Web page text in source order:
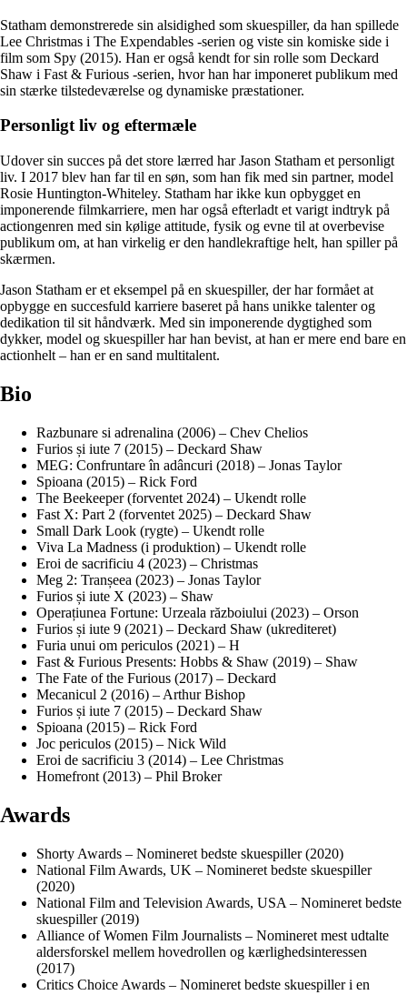
Statham demonstrerede sin alsidighed som skuespiller, da han spillede
Lee Christmas i The Expendables -serien og viste sin komiske side i
film som Spy (2015). Han er også kendt for sin rolle som Deckard
Shaw i Fast & Furious -serien, hvor han har imponeret publikum med
sin stærke tilstedeværelse og dynamiske præstationer.
Personligt liv og eftermæle
Udover sin succes på det store lærred har Jason Statham et personligt
liv. I 2017 blev han far til en søn, som han fik med sin partner, model
Rosie Huntington-Whiteley. Statham har ikke kun opbygget en
imponerende filmkarriere, men har også efterladt et varigt indtryk på
actiongenren med sin kølige attitude, fysik og evne til at overbevise
publikum om, at han virkelig er den handlekraftige helt, han spiller på
skærmen.
Jason Statham er et eksempel på en skuespiller, der har formået at
opbygge en succesfuld karriere baseret på hans unikke talenter og
dedikation til sit håndværk. Med sin imponerende dygtighed som
dykker, model og skuespiller har han bevist, at han er mere end bare en
actionhelt – han er en sand multitalent.
Bio
Razbunare si adrenalina (2006) – Chev Chelios
Furios și iute 7 (2015) – Deckard Shaw
MEG: Confruntare în adâncuri (2018) – Jonas Taylor
Spioana (2015) – Rick Ford
The Beekeeper (forventet 2024) – Ukendt rolle
Fast X: Part 2 (forventet 2025) – Deckard Shaw
Small Dark Look (rygte) – Ukendt rolle
Viva La Madness (i produktion) – Ukendt rolle
Eroi de sacrificiu 4 (2023) – Christmas
Meg 2: Tranșeea (2023) – Jonas Taylor
Furios și iute X (2023) – Shaw
Operațiunea Fortune: Urzeala războiului (2023) – Orson
Furios și iute 9 (2021) – Deckard Shaw (ukrediteret)
Furia unui om periculos (2021) – H
Fast & Furious Presents: Hobbs & Shaw (2019) – Shaw
The Fate of the Furious (2017) – Deckard
Mecanicul 2 (2016) – Arthur Bishop
Furios și iute 7 (2015) – Deckard Shaw
Spioana (2015) – Rick Ford
Joc periculos (2015) – Nick Wild
Eroi de sacrificiu 3 (2014) – Lee Christmas
Homefront (2013) – Phil Broker
Awards
Shorty Awards – Nomineret bedste skuespiller (2020)
National Film Awards, UK – Nomineret bedste skuespiller
(2020)
National Film and Television Awards, USA – Nomineret bedste
skuespiller (2019)
Alliance of Women Film Journalists – Nomineret mest udtalte
aldersforskel mellem hovedrollen og kærlighedsinteressen
(2017)
Critics Choice Awards – Nomineret bedste skuespiller i en